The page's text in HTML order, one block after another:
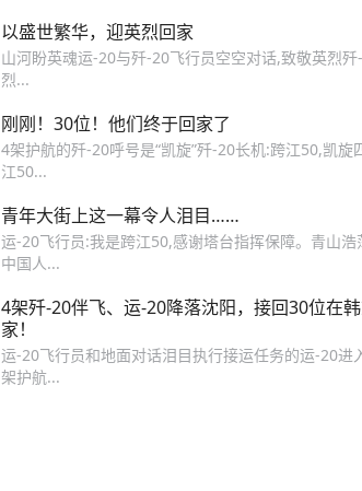
以盛世繁华，迎英烈回家
山河盼英魂运-20与歼-20飞行员空空对话,致敬英烈歼-
烈...
刚刚！30位！他们终于回家了
4架护航的歼-20呼号是“凯旋”歼-20长机:跨江50,凯
江50...
青年大街上这一幕令人泪目……
运-20飞行员:我是跨江50,感谢塔台指挥保障。青山
中国人...
4架歼-20伴飞、运-20降落沈阳，接回30位在
家！
运-20飞行员和地面对话泪目执行接运任务的运-20
架护航...